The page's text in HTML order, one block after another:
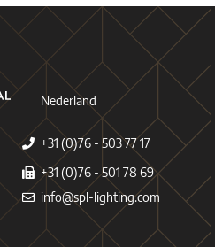
Nederland
+31 (0)76 - 503 77 17
+31 (0)76 - 501 78 69
info@spl-lighting.com